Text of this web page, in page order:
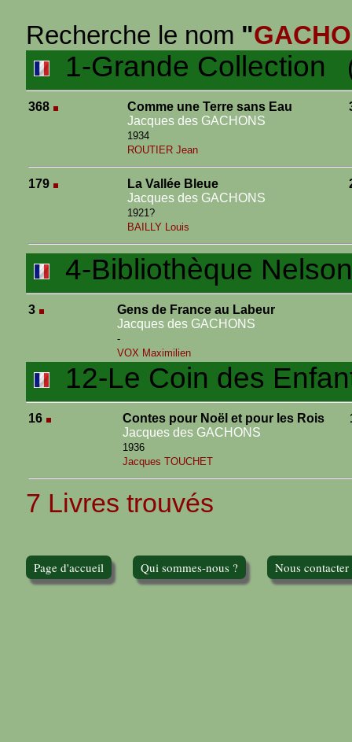
Recherche le nom "
1-Grande Collection
368
Comme une Terre sans Eau
Jacques des GACHONS
1934
ROUTIER Jean
179
La Vallée Bleue
Jacques des GACHONS
1921?
BAILLY Louis
4-Bibliothèque
3
Gens de France au Labeur
Jacques des GACHONS
-
VOX Maximilien
12-Le Coin des
16
Contes pour Noël et pour les Rois
Jacques des GACHONS
1936
Jacques TOUCHET
7 Livres trouvés
Page d'accueil Qui sommes-nous ? Nous contacter